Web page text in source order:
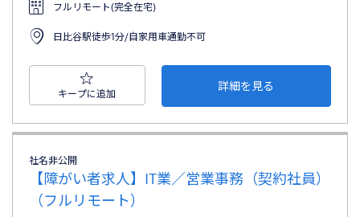
フルリモート(完全在宅)
日比谷駅徒歩1分/自家用車通勤不可
キープに追加
詳細を見る
社名非公開
【障がい者求人】IT業／営業事務（契約社員）
（フルリモート）